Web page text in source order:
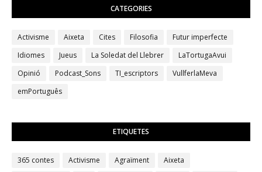
CATEGORIES
Activisme Aixeta Cites Filosofia
Futur imperfecte
Idiomes
Jueus La Soledat del Llebrer
LaTortugaAvui
Opinió
Podcast_Sons TI_escriptors
VullferlaMeva
emPortuguês
ETIQUETES
365 contes Activisme Agraïment
Aixeta